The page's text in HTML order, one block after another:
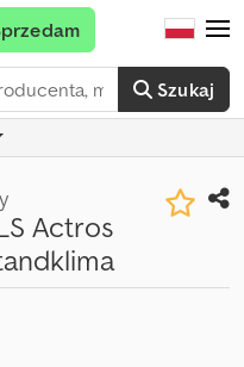
Szukaj
Actros